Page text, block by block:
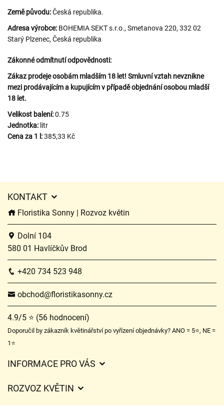
Země původu:Česká republika.
Adresa výrobce: BOHEMIA SEKT s.r.o., Smetanova 220, 332 02
Starý Plzenec, Česká republika
Zákonné odmítnutí odpovědnosti:
Zákaz prodeje osobám mladším 18 let! Smluvní vztah nevznikne
mezi prodávajícím a kupujícím v případě objednání osobou mladší
18 let.
Velikost balení:0.75
Jednotka: litr
Cena za 1 l:385,33 Kč
KONTAKT
Floristika Sonny | Rozvoz květin
Dolní 104
580 01 Havlíčkův Brod
+420 734 523 948
obchod@floristikasonny.cz
4.9/5 ⭐ (56 hodnocení)
Doporučil by zákazník květinářství po vyřízení objednávky? ANO = 5⭐, NE =
1⭐
INFORMACE PRO VÁS
ROZVOZ KVĚTIN
Ceny za doručení